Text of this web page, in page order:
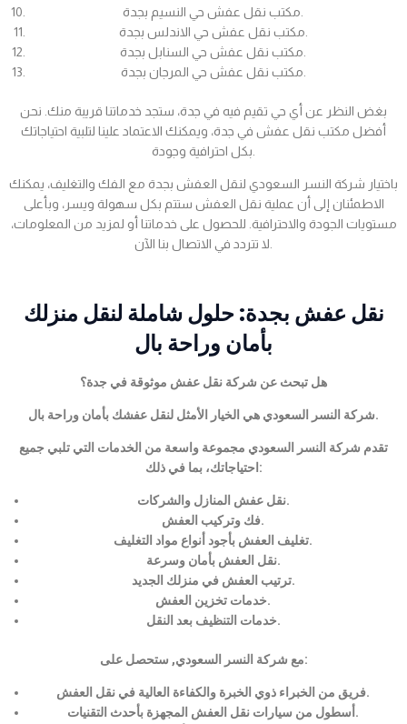
بغض النظر عن أي حي تقيم فيه في جدة، ستجد خدماتنا قريبة منك. نحن
أفضل مكتب نقل عفش في جدة، ويمكنك الاعتماد علينا لتلبية احتياجاتك
باختيار شركة النسر السعودي لنقل العفش بجدة مع الفك والتغليف، يمكنك
الاطمئنان إلى أن عملية نقل العفش ستتم بكل سهولة ويسر، وبأعلى
مستويات الجودة والاحترافية. للحصول على خدماتنا أو لمزيد من المعلومات،
نقل عفش بجدة: حلول شاملة لنقل منزلك
بأمان وراحة بال
هل تبحث عن شركة نقل عفش موثوقة في جدة؟
شركة النسر السعودي هي الخيار الأمثل لنقل عفشك بأمان وراحة بال.
تقدم شركة النسر السعودي مجموعة واسعة من الخدمات التي تلبي جميع
احتياجاتك، بما في ذلك:
نقل عفش المنازل والشركات.
فك وتركيب العفش.
تغليف العفش بأجود أنواع مواد التغليف.
نقل العفش بأمان وسرعة.
ترتيب العفش في منزلك الجديد.
خدمات تخزين العفش.
خدمات التنظيف بعد النقل.
مع شركة النسر السعودي, ستحصل على:
فريق من الخبراء ذوي الخبرة والكفاءة العالية في نقل العفش.
أسطول من سيارات نقل العفش المجهزة بأحدث التقنيات.